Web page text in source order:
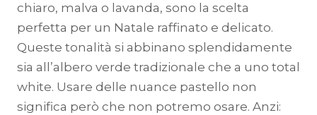
chiaro, malva o lavanda, sono la scelta
perfetta per un Natale raffinato e delicato.
Queste tonalità si abbinano splendidamente
sia all’albero verde tradizionale che a uno total
white. Usare delle nuance pastello non
significa però che non potremo osare. Anzi: